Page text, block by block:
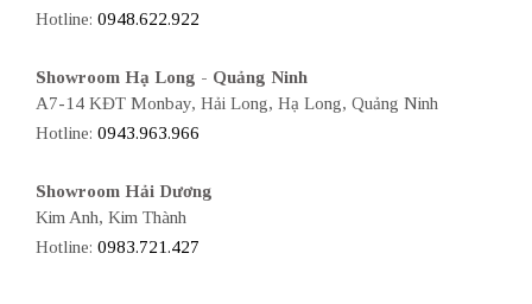
Hotline: 0948.622.922
Showroom Hạ Long - Quảng Ninh
A7-14 KĐT Monbay, Hải Long, Hạ Long, Quảng Ninh
Hotline: 0943.963.966
Showroom Hải Dương
Kim Anh, Kim Thành
Hotline: 0983.721.427